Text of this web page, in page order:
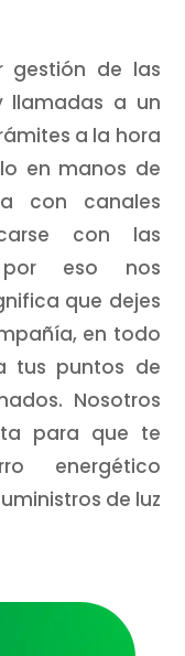
gestión de las
llamadas a un
a la hora
en manos de
con canales
con las
por eso nos
que dejes
en todo
tus puntos de
Nosotros
para que te
energético
de luz